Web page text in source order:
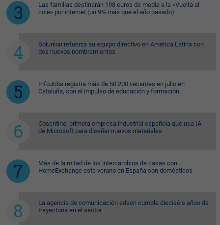
Las familias destinarán 198 euros de media a la «Vuelta al
cole» por internet (un 9% más que el año pasado)
Solunion refuerza su equipo directivo en América Latina con
dos nuevos nombramientos
InfoJobs registra más de 50.200 vacantes en julio en
Cataluña, con el impulso de educación y formación
Cosentino, primera empresa industrial española que usa IA
de Microsoft para diseñar nuevos materiales
Más de la mitad de los intercambios de casas con
HomeExchange este verano en España son domésticos
La agencia de comunicación edeon cumple dieciséis años de
trayectoria en el sector